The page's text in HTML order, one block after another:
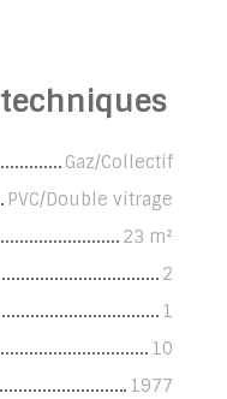
techniques
Gaz/Collectif
PVC/Double vitrage
23 m²
2
1
10
1977